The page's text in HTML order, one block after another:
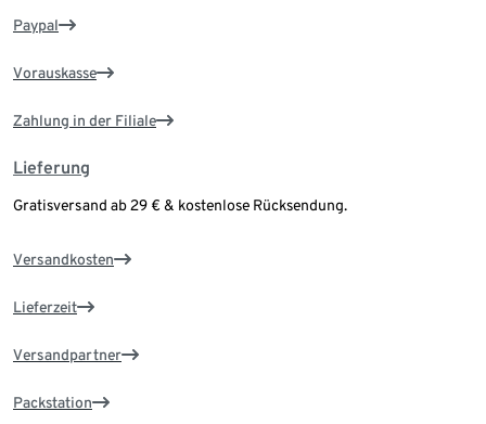
Paypal
Vorauskasse
Zahlung in der Filiale
Lieferung
Gratisversand ab 29 € & kostenlose Rücksendung.
Versandkosten
Lieferzeit
Versandpartner
Packstation